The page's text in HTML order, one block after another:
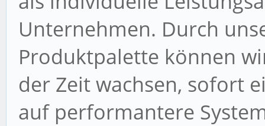
Unternehmen. Durch
Produktpalette können
der Zeit wachsen, sofort
auf performantere